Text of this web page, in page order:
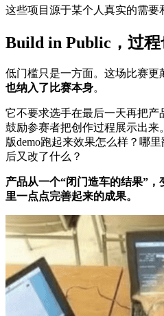
这些项目源于某个人真实的需要
Build in Public，过
低门槛只是一方面。这场比赛更
也纳入了比赛本身。
它不要求选手在最后一天再把
鼓励参赛者把创作过程展示出
版demo跑起来效果怎么样？哪
后又改了什么？
产品从一个“闭门造车的结果”
里一点点完善起来的成果。